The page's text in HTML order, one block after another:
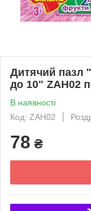
Дитячий пазл
до 10" ZAH02
В наявності
Код: ZAH02
78 ₴